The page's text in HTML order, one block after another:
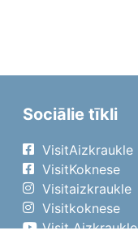
Sociālie tīkli
VisitAizkraukle
VisitKoknese
Visitaizkraukle
Visitkoknese
Visit Aizkraukle